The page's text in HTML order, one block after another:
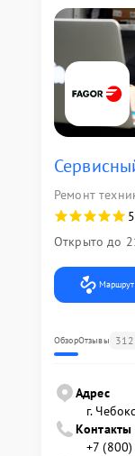
Ремонт
Открыто до
Маршрут
ОбзорОтзывы 312
Адрес
г.
Контакты
+7